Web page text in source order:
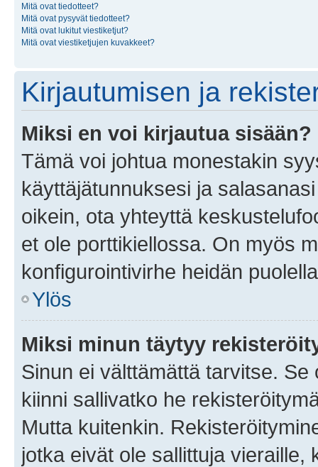
Mitä ovat tiedotteet?
Mitä ovat pysyvät tiedotteet?
Mitä ovat lukitut viestiketjut?
Mitä ovat viestiketjujen kuvakkeet?
Kirjautumisen ja
Miksi en voi kirjautua sisään?
Tämä voi johtua monestakin
käyttäjätunnuksesi ja
oikein, ota yhteyttä
et ole porttikiellossa. On myös
konfigurointivirhe heidän
Ylös
Miksi minun täytyy
Sinun ei välttämättä tarvitse.
kiinni sallivatko he
Mutta kuitenkin.
jotka eivät ole sallittuja vieraille,